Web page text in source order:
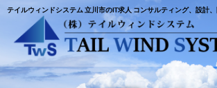
テイルウィンドシステム 立川市のIT求人 コンサルティング、設計